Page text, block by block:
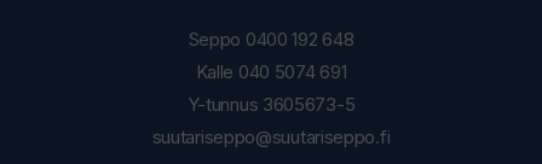
Seppo 0400 192 648
Kalle 040 5074 691
Y-tunnus 3605673-5
suutariseppo@suutariseppo.fi